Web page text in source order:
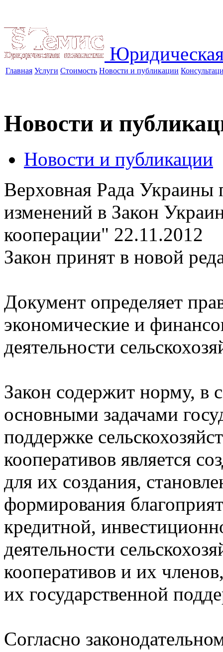
Главная Услуги Стоимость Новости и публикации
Новости и
Новости и публикации
Верховная Рада Украины
изменений в Закон
кооперации" 22.11.2012
Закон принят в новой
Документ определяет
экономические и
деятельности
Закон содержит норму, в
основными задачами
поддержке
кооперативов является
для их создания,
формирования
кредитной,
деятельности
кооперативов и их
их государственной
Согласно